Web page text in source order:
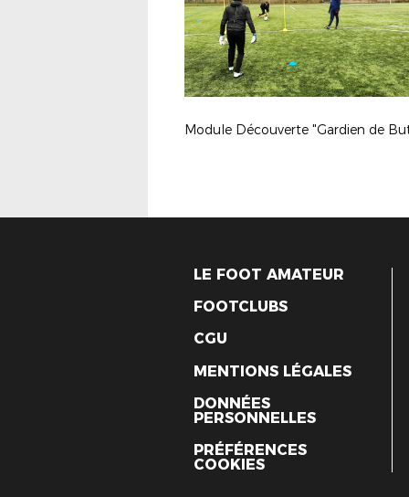
LE FOOT AMATEUR
FOOTCLUBS
CGU
MENTIONS LÉGALES
DONNÉES
PERSONNELLES
PRÉFÉRENCES
COOKIES